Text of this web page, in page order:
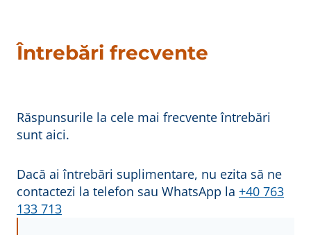
Întrebări frecvente
Răspunsurile la cele mai frecvente întrebări
sunt aici.
Dacă ai întrebări suplimentare, nu ezita să ne
contactezi la telefon sau WhatsApp la +40 763
133 713